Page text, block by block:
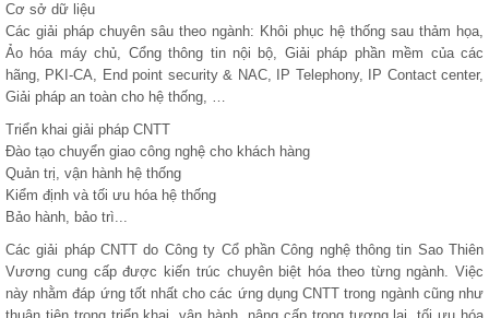
Cơ sở dữ liệu
Các giải pháp chuyên sâu theo ngành: Khôi phục hệ thống sau thảm họa,
Ảo hóa máy chủ, Cổng thông tin nội bộ, Giải pháp phần mềm của các
hãng, PKI-CA, End point security & NAC, IP Telephony, IP Contact center,
Giải pháp an toàn cho hệ thống, …
Triển khai giải pháp CNTT
Đào tạo chuyển giao công nghệ cho khách hàng
Quản trị, vận hành hệ thống
Kiểm định và tối ưu hóa hệ thống
Bảo hành, bảo trì...
Các giải pháp CNTT do Công ty Cổ phần Công nghệ thông tin Sao Thiên
Vương cung cấp được kiến trúc chuyên biệt hóa theo từng ngành. Việc
này nhằm đáp ứng tốt nhất cho các ứng dụng CNTT trong ngành cũng như